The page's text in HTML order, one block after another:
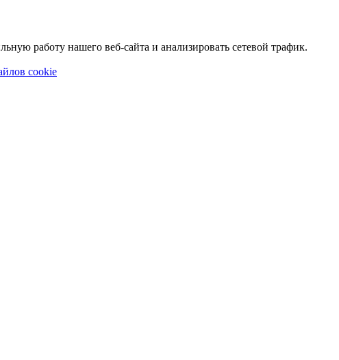
работу нашего веб-сайта и анализировать сетевой трафик.
cookie